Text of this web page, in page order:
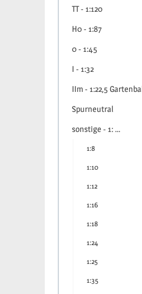
TT - 1:120
H0 - 1:87
0 - 1:45
I - 1:32
IIm - 1:22,5
Spurneutral
sonstige - 1: …
1:8
1:10
1:12
1:16
1:18
1:24
1:25
1:35